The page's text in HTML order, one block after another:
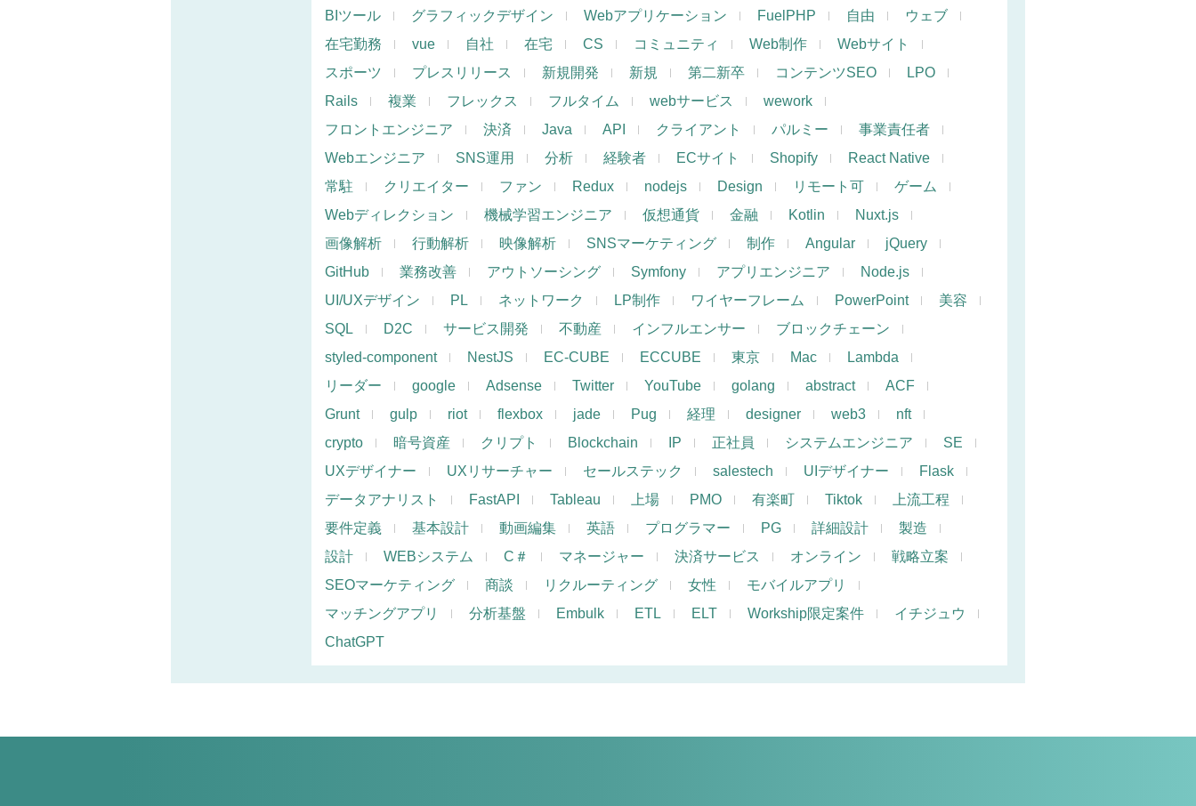
BIツール
グラフィックデザイン Webアプリケーション FuelPHP 自由
ウェブ
在宅勤務
vue 自社 在宅 CS コミュニティ Web制作
Webサイト
スポーツ
プレスリリース 新規開発 新規 第二新卒 コンテンツSEO
LPO
Rails
複業 フレックス フルタイム webサービス
wework
フロントエンジニア
決済 Java API クライアント パルミー
事業責任者
Webエンジニア
SNS運用 分析 経験者 ECサイト Shopify
React Native
常駐
クリエイター ファン Redux nodejs Design リモート可
ゲーム
Webディレクション
機械学習エンジニア 仮想通貨 金融 Kotlin
Nuxt.js
画像解析
行動解析 映像解析 SNSマーケティング 制作 Angular
jQuery
GitHub
業務改善 アウトソーシング Symfony アプリエンジニア
Node.js
UI/UXデザイン
PL ネットワーク LP制作 ワイヤーフレーム PowerPoint
美容
SQL
D2C サービス開発 不動産 インフルエンサー
ブロックチェーン
styled-component
NestJS EC-CUBE ECCUBE 東京 Mac
Lambda
リーダー
google Adsense Twitter YouTube golang abstract
ACF
Grunt
gulp riot flexbox jade Pug 経理 designer web3
nft
crypto
暗号資産 クリプト Blockchain IP 正社員 システムエンジニア
SE
UXデザイナー
UXリサーチャー セールステック salestech UIデザイナー
Flask
データアナリスト
FastAPI Tableau 上場 PMO 有楽町 Tiktok
上流工程
要件定義
基本設計 動画編集 英語 プログラマー PG 詳細設計
製造
設計
WEBシステム C＃ マネージャー 決済サービス オンライン
戦略立案
SEOマーケティング
商談 リクルーティング 女性
モバイルアプリ
マッチングアプリ
分析基盤 Embulk ETL ELT Workship限定案件
イチジュウ
ChatGPT